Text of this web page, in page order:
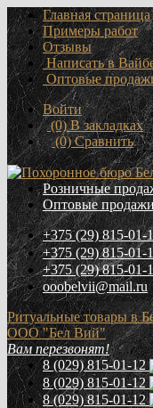
Главная страница
Примеры работ
Отзывы
Написать в
Оптовые
Войти
(0) В закладках
(0) Сравнить
Розничные
Оптовые
+375 (29)815-01-
+375 (29)815-01-
+375 (29)815-01-
ooobelvii@mail.ru
Ритуальные товары в
ООО "Бел Вий"
Вам перезвонят!
8 (029)815-01-12
8 (029)815-01-12
8 (029)815-01-12